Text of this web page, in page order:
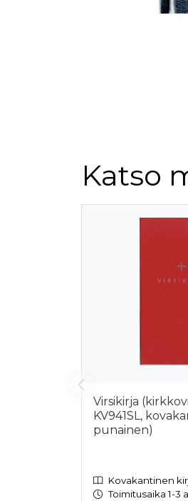
Katso
Tuoteluettelon
Virsikirja
KV941SL,
punainen)
Kovakantinen
Toimitusaika 1-3